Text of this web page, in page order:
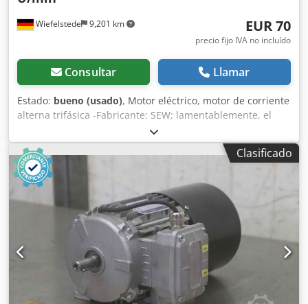
Wiefelstede 9,201 km EUR 70
precio fijo IVA no incluído
Consultar Llamar
Estado: bueno (usado), Motor eléctrico, motor de corriente
alterna trifásica -Fabricante: SEW; lamentablemente, el
motor eléctrico no tiene denominación de modelo. -
Potencia: aproximadamente 1,1 kW Djdpfxegx Al Uj Apveck
-Velocidad: 1500 rpm -Tensión: 220/380 V -Eje: Ø 12 x 20
mm -Tipo de montaje: B3/B5 -Dimensiones: 300/225/A200
mm -Peso: 19 kg
Clasificado